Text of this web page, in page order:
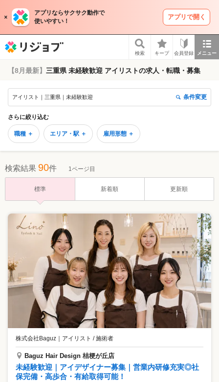
アプリならサクサク動作で
使いやすい！
アプリで開く
検索 キープ 会員登録 メニュー
【8月最新】 三重県 未経験歓迎 アイリストの求人・転職・募集
アイリスト｜三重県｜未経験歓迎 条件変更
さらに絞り込む
職種 ＋ エリア・駅 ＋ 雇用形態 ＋
検索結果 90件 1ページ目
標準 新着順 更新順
株式会社Baguz アイリスト / 施術者
Baguz Hair Design 桔梗が丘店
未経験歓迎｜アイデザイナー募集｜営業内研修充実◎社
保完備・高歩合・有給取得可能！